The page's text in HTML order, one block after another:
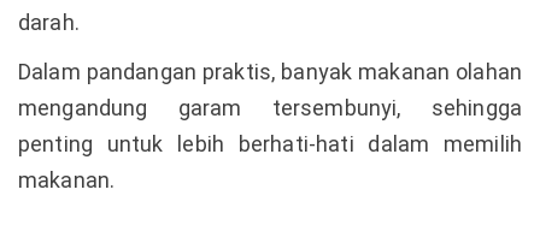
darah.
Dalam pandangan praktis, banyak makanan olahan
mengandung garam tersembunyi, sehingga
penting untuk lebih berhati-hati dalam memilih
makanan.